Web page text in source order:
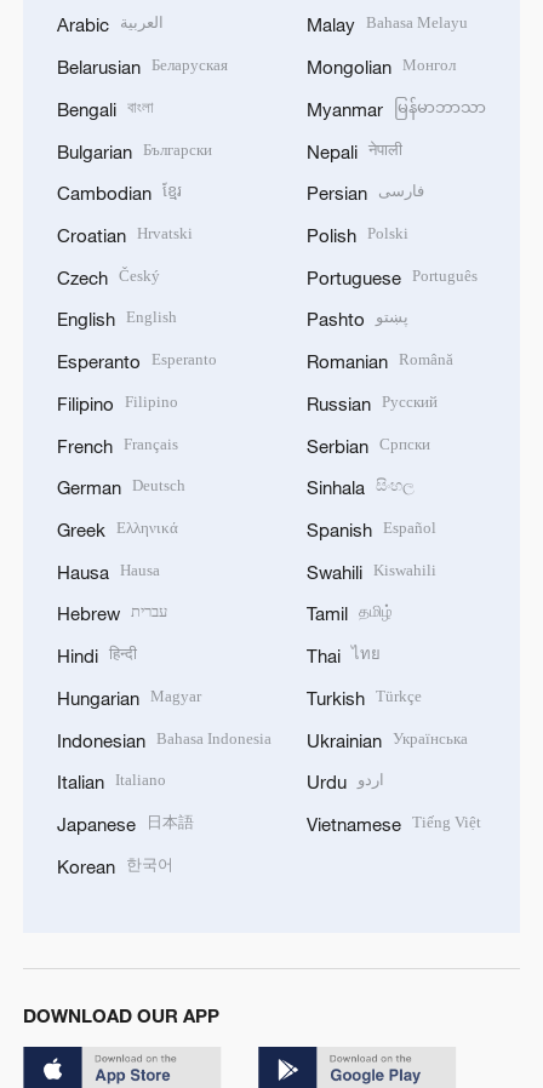
Arabic العربية
Belarusian Беларуская
Bengali বাংলা
Bulgarian Български
Cambodian ខ្មែរ
Croatian Hrvatski
Czech Český
English English
Esperanto Esperanto
Filipino Filipino
French Français
German Deutsch
Greek Ελληνικά
Hausa Hausa
Hebrew עברית
Hindi हिन्दी
Hungarian Magyar
Indonesian Bahasa Indonesia
Italian Italiano
Japanese 日本語
Korean 한국어
Malay Bahasa Melayu
Mongolian Монгол
Myanmar မြန်မာဘာသာ
Nepali नेपाली
Persian فارسی
Polish Polski
Portuguese Português
Pashto پښتو
Romanian Română
Russian Русский
Serbian Српски
Sinhala සිංහල
Spanish Español
Swahili Kiswahili
Tamil தமிழ்
Thai ไทย
Turkish Türkçe
Ukrainian Українська
Urdu اردو
Vietnamese Tiếng Việt
DOWNLOAD OUR APP